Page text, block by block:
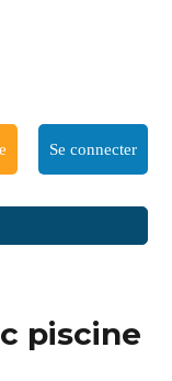
Se connecter
piscine